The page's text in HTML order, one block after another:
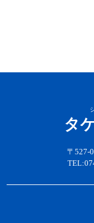
タ
〒527-